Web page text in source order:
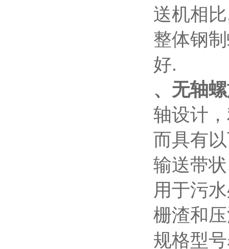
送机相
整体钢
好.
、无轴
轴设计
而具有
输送带
用于污
栅渣和
规格型